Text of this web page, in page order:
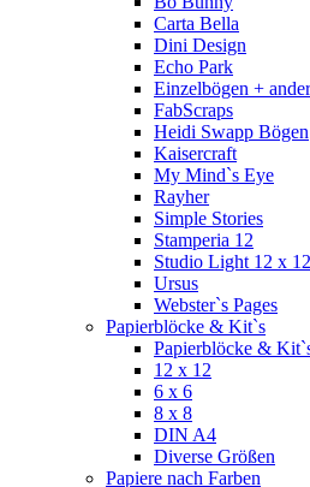
Carta Bella
Dini Design
Echo Park
Einzelbögen +
FabScraps
Heidi Swapp Bögen
Kaisercraft
My Mind`s Eye
Rayher
Simple Stories
Stamperia 12
Studio Light 12 x 12
Ursus
Webster`s Pages
Papierblöcke & Kit`s
Papierblöcke &
12 x 12
6 x 6
8 x 8
DIN A4
Diverse Größen
Papiere nach Farben